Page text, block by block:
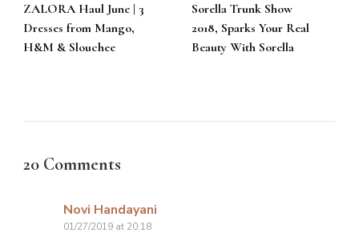
ZALORA Haul June | 3
Dresses from Mango,
H&M & Slouchee
Sorella Trunk Show
2018, Sparks Your Real
Beauty With Sorella
20 Comments
Novi Handayani
01/27/2019 at 20:18